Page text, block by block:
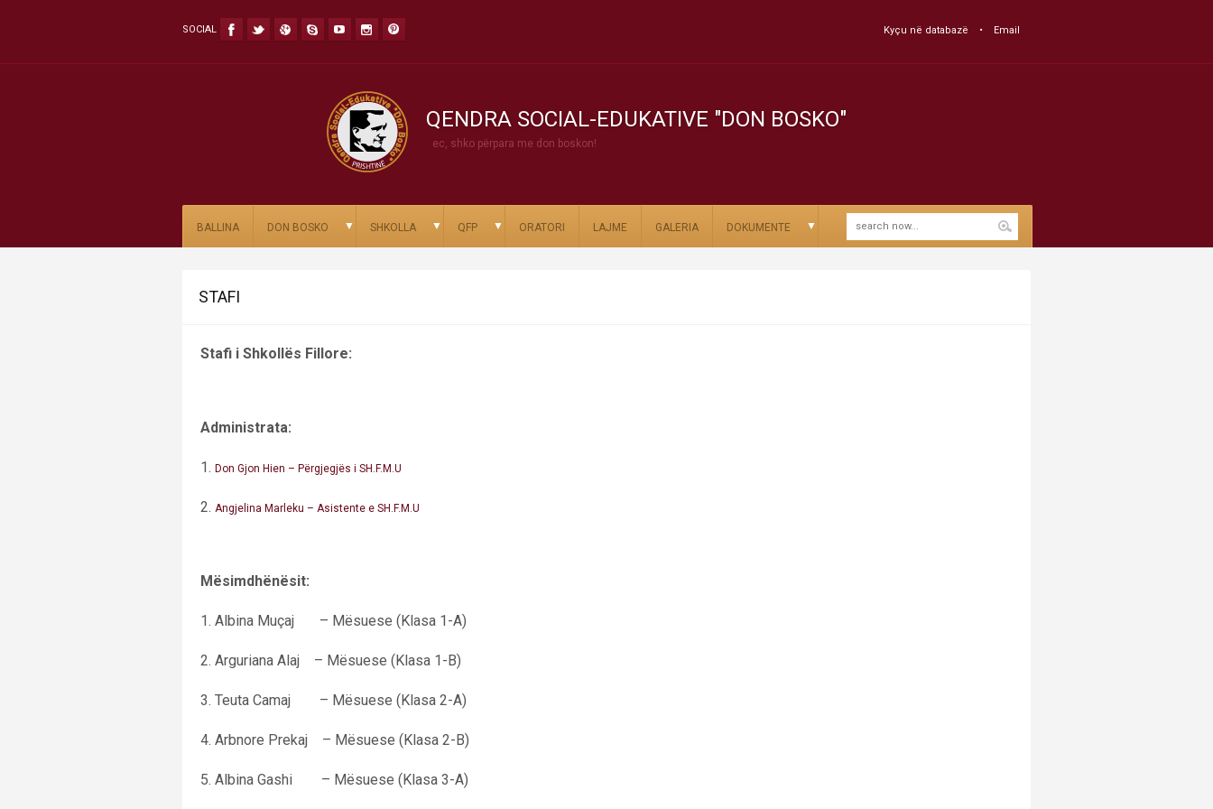
SOCIAL Kyçu në databazë Email
QENDRA SOCIAL-EDUKATIVE "DON BOSKO"
ec, shko përpara me don boskon!
BALLINA DON BOSKO ▼ SHKOLLA ▼ QFP ▼ ORATORI LAJME GALERIA DOKUMENTE ▼
STAFI
Stafi i Shkollës Fillore:
Administrata:
1. Don Gjon Hien – Përgjegjës i SH.F.M.U
2. Angjelina Marleku – Asistente e SH.F.M.U
Mësimdhënësit:
1. Albina Muçaj – Mësuese (Klasa 1-A)
2. Arguriana Alaj – Mësuese (Klasa 1-B)
3. Teuta Camaj – Mësuese (Klasa 2-A)
4. Arbnore Prekaj – Mësuese (Klasa 2-B)
5. Albina Gashi – Mësuese (Klasa 3-A)